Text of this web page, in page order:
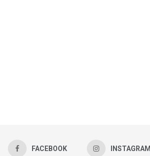
FACEBOOK INSTAGRAM